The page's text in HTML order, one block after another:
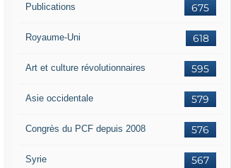
675
Publications
618
Royaume-Uni
595
Art et culture révolutionnaires
579
Asie occidentale
576
Congrès du PCF depuis 2008
567
Syrie